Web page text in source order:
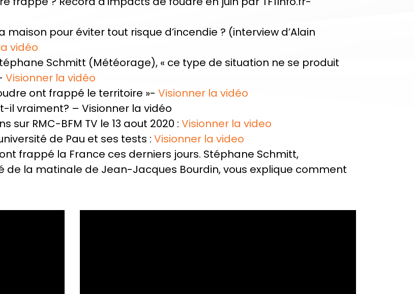
pour éviter tout risque d’incendie ? (interview d’Alain
vidéo
Schmitt (Météorage), « ce type de situation ne se produit
Visionner la vidéo
ont frappé le territoire »- Visionner la vidéo
il vraiment? – Visionner la vidéo
RMC-BFM TV le 13 aout 2020 : Visionner la video
de Pau et ses tests : Visionner la video
ont frappé la France ces derniers jours. Stéphane Schmitt,
de la matinale de Jean-Jacques Bourdin, vous explique comment